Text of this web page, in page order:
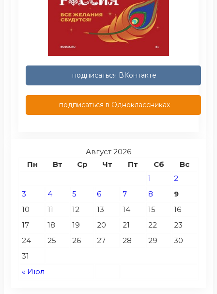
подписаться ВКонтакте
подписаться в Одноклассниках
Август 2026
Пн
Вт Ср Чт Пт Сб Вс
« Июл
1
2
3
4 5 6 7 8
9
10
11 12 13 14 15
16
17
18 19 20 21 22
23
24
25 26 27 28 29
30
31